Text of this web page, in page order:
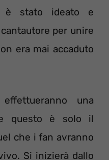
è stato ideato e
per unire
era mai accaduto
una
questo è solo il
che i fan avranno
Si inizierà dallo